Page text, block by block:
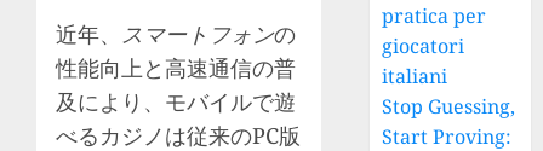
近年、 スマートフォンの
性能向上と高速通信の普
及により、モバイルで遊
べるカジノは従来のPC版
pratica per
giocatori
italiani
Stop Guessing,
Start Proving: